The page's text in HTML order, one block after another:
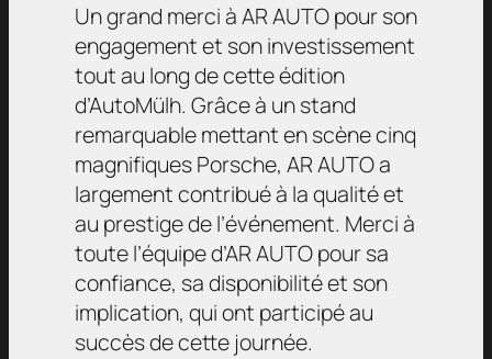
Un grand merci à AR AUTO pour son
engagement et son investissement
tout au long de cette édition
d’AutoMülh. Grâce à un stand
remarquable mettant en scène cinq
magnifiques Porsche, AR AUTO a
largement contribué à la qualité et
au prestige de l’événement. Merci à
toute l’équipe d’AR AUTO pour sa
confiance, sa disponibilité et son
implication, qui ont participé au
succès de cette journée.